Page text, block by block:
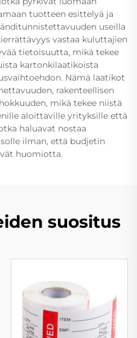
tuotteen esittelyä ja
useilla
vastaa kuluttajien
tietoisuutta, mikä tekee
kartonkilaatikoista
Nämä laatikot
rakenteellisen
mikä tekee niistä
aloittaville yrityksille että
haluavat nostaa
ilman, että budjetin
huomiotta.
suositus